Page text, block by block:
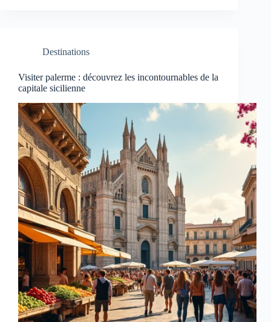
Destinations
Visiter palerme : découvrez les incontournables de la
capitale sicilienne